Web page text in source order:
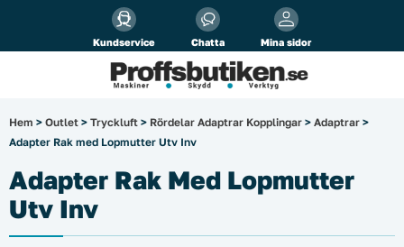
Kundservice Chatta Mina sidor
Alla priser visasinkl. moms!
Företag Privat
Arbetsplats
El & belysning
Fordonsbelysning & lastbilstillbehör
Hem > Outlet > Tryckluft > Rördelar Adaptrar Kopplingar > Adaptrar >
Adapter Rak med Lopmutter Utv Inv
Adapter Rak Med Lopmutter
Utv Inv